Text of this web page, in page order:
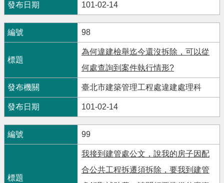
101-02-14
98
為何違建檢舉迄今還沒拆除，可以從
何處查詢到案件執行情形?
臺北市建築管理工程處違建處理科
101-02-14
99
我接到建管處公文，說我的房子因配
合公共工程拆遷須拆除，要我到建管